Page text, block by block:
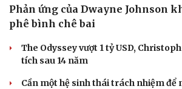
Phản ứng của Dwayne Johnson
phê bình chê bai
The Odyssey vượt 1 tỷ USD,
tích sau 14 năm
Cần một hệ sinh thái trách nhiệm để